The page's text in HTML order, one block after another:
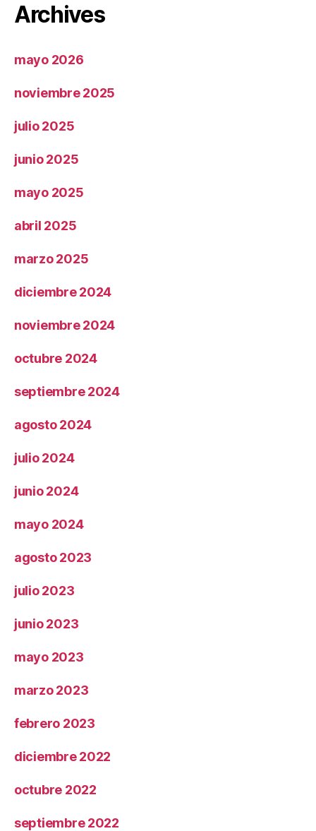
Archives
mayo 2026
noviembre 2025
julio 2025
junio 2025
mayo 2025
abril 2025
marzo 2025
diciembre 2024
noviembre 2024
octubre 2024
septiembre 2024
agosto 2024
julio 2024
junio 2024
mayo 2024
agosto 2023
julio 2023
junio 2023
mayo 2023
marzo 2023
febrero 2023
diciembre 2022
octubre 2022
septiembre 2022